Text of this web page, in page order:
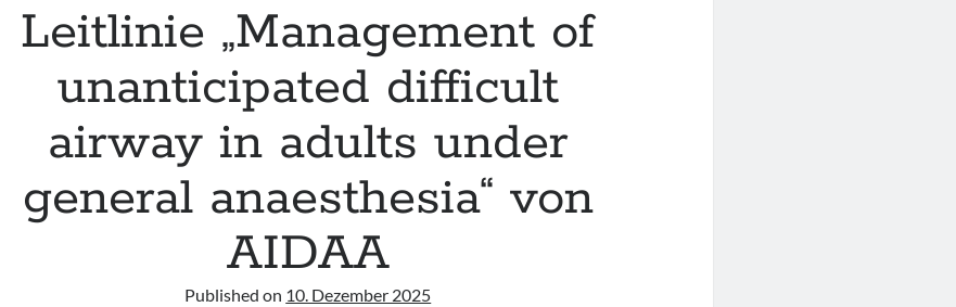
Leitlinie „Management of
unanticipated difficult
airway in adults under
general anaesthesia“ von
AIDAA
Published on 10. Dezember 2025